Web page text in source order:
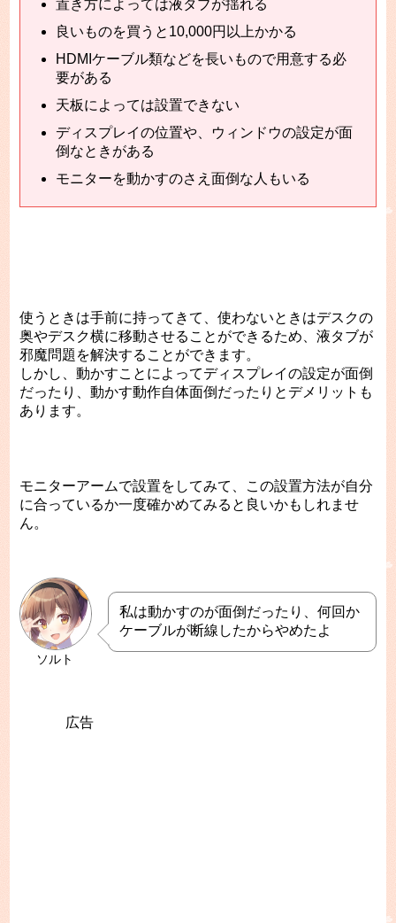
置き方によっては液タブが揺れる
良いものを買うと10,000円以上かかる
HDMIケーブル類などを長いもので用意する必
要がある
天板によっては設置できない
ディスプレイの位置や、ウィンドウの設定が面
倒なときがある
モニターを動かすのさえ面倒な人もいる
使うときは手前に持ってきて、使わないときはデスクの
奥やデスク横に移動させることができるため、液タブが
邪魔問題を解決することができます。
しかし、動かすことによってディスプレイの設定が面倒
だったり、動かす動作自体面倒だったりとデメリットも
あります。
モニターアームで設置をしてみて、この設置方法が自分
に合っているか一度確かめてみると良いかもしれませ
ん。
ソルト
私は動かすのが面倒だったり、何回か
ケーブルが断線したからやめたよ